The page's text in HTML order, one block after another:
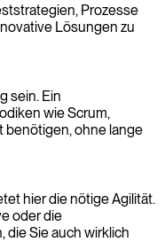
Prozesse
Lösungen zu
sein. Ein
wie Scrum,
benötigen, ohne lange
hier die nötige Agilität.
oder die
die Sie auch wirklich